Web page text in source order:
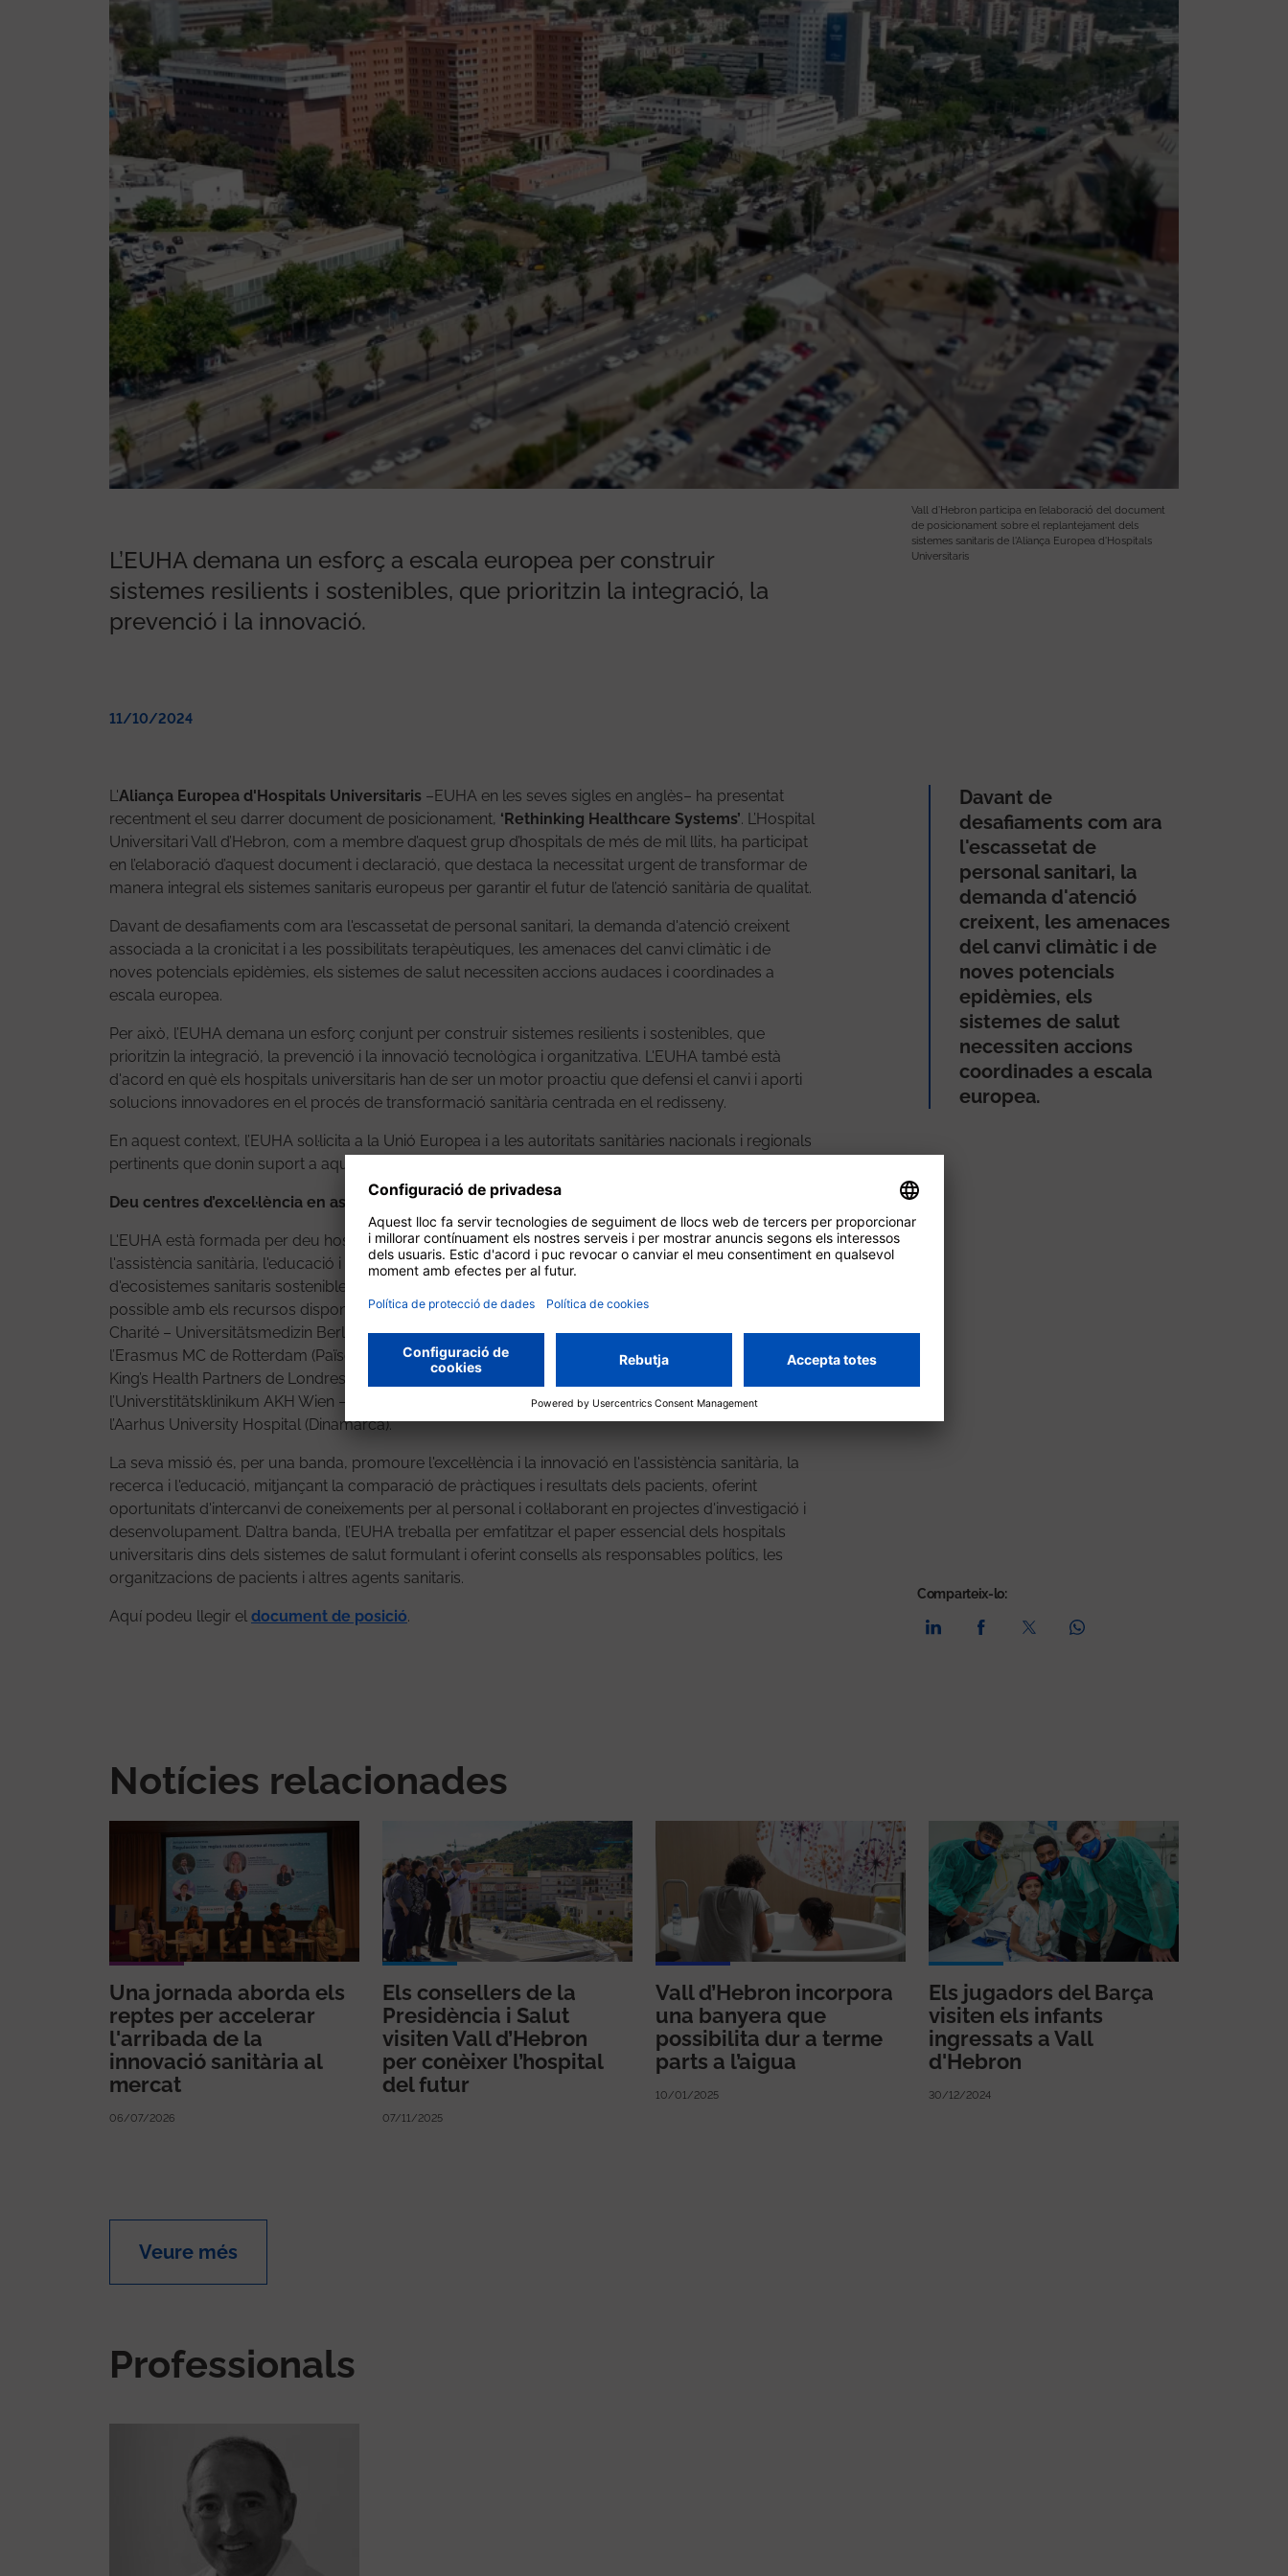
Vall d’Hebron participa en l’elaboració del document
de posicionament sobre el replantejament dels
sistemes sanitaris de l'Aliança Europea d'Hospitals
Universitaris
L’EUHA demana un esforç a escala europea per construir
sistemes resilients i sostenibles, que prioritzin la integració, la
prevenció i la innovació.
11/10/2024
L'Aliança Europea d'Hospitals Universitaris –EUHA en les seves sigles en anglès– ha presentat
recentment el seu darrer document de posicionament, ‘Rethinking Healthcare Systems’. L’Hospital
Universitari Vall d’Hebron, com a membre d’aquest grup d’hospitals de més de mil llits, ha participat
en l’elaboració d’aquest document i declaració, que destaca la necessitat urgent de transformar de
manera integral els sistemes sanitaris europeus per garantir el futur de l’atenció sanitària de qualitat.
Davant de desafiaments com ara l'escassetat de personal sanitari, la demanda d'atenció creixent
associada a la cronicitat i a les possibilitats terapèutiques, les amenaces del canvi climàtic i de
noves potencials epidèmies, els sistemes de salut necessiten accions audaces i coordinades a
escala europea.
Per això, l’EUHA demana un esforç conjunt per construir sistemes resilients i sostenibles, que
prioritzin la integració, la prevenció i la innovació tecnològica i organitzativa. L'EUHA també està
d'acord en què els hospitals universitaris han de ser un motor proactiu que defensi el canvi i aporti
solucions innovadores en el procés de transformació sanitària centrada en el redisseny.
En aquest context, l’EUHA sol·licita a la Unió Europea i a les autoritats sanitàries nacionals i regionals
pertinents que donin suport a aquesta iniciativa.
Deu centres d’excel·lència en assistència docència i recerca
L'EUHA està formada per deu hospitals universitaris europeus amb una excel·lència demostrada en
l'assistència sanitària, l'educació i la recerca. La visió de l'EUHA és construir una xarxa
d'ecosistemes sanitaris sostenibles a Europa, que aconsegueixin la millor qualitat assistencial
possible amb els recursos disponibles. Es tracta de l’Hospital Universitari Vall d’Hebron (Espanya), el
Charité – Universitätsmedizin Berlin (Alemanya), el Greater Paris University Hospitals (França),
l’Erasmus MC de Rotterdam (Països Baixos), el Karolinska University Hospital d’Estocolm (Suècia), el
King’s Health Partners de Londres (Regne Unit), l’Ospedale San Raffaele de Milà (Itàlia),
l’Universtitätsklinikum AKH Wien – Med Uni Wien (Àustria), el University Hospitals Leuven (Bèlgica) i
l’Aarhus University Hospital (Dinamarca).
La seva missió és, per una banda, promoure l'excel·lència i la innovació en l'assistència sanitària, la
recerca i l'educació, mitjançant la comparació de pràctiques i resultats dels pacients, oferint
oportunitats d'intercanvi de coneixements per al personal i col·laborant en projectes d'investigació i
desenvolupament. D’altra banda, l’EUHA treballa per emfatitzar el paper essencial dels hospitals
universitaris dins dels sistemes de salut formulant i oferint consells als responsables polítics, les
organitzacions de pacients i altres agents sanitaris.
Aquí podeu llegir el document de posició.
Davant de
desafiaments com ara
l'escassetat de
personal sanitari, la
demanda d'atenció
creixent, les amenaces
del canvi climàtic i de
noves potencials
epidèmies, els
sistemes de salut
necessiten accions
coordinades a escala
europea.
Comparteix-lo:
Notícies relacionades
Una jornada aborda els
reptes per accelerar
l'arribada de la
innovació sanitària al
mercat
06/07/2026
Els consellers de la
Presidència i Salut
visiten Vall d’Hebron
per conèixer l’hospital
del futur
07/11/2025
Vall d’Hebron incorpora
una banyera que
possibilita dur a terme
parts a l’aigua
10/01/2025
Els jugadors del Barça
visiten els infants
ingressats a Vall
d'Hebron
30/12/2024
Veure més
Professionals